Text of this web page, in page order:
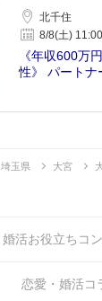
北千住
8/8(土) 11:00
《年収600万
性》 パートナ
埼玉県 大宮
婚活お役立ちコ
恋愛・婚活コ